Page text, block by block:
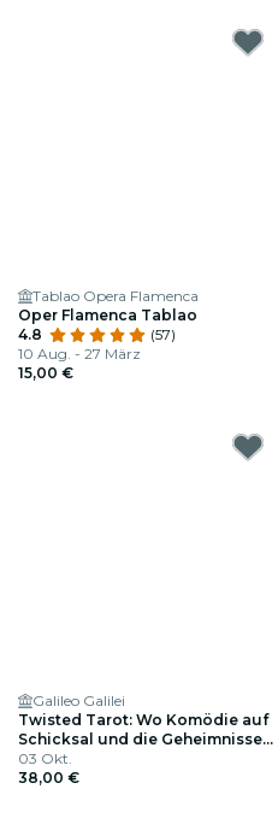
Tablao Opera Flamenca
Oper Flamenca Tablao
4.8
(57)
10 Aug. - 27 März
15,00 €
Galileo Galilei
Twisted Tarot: Wo Komödie auf
Schicksal und die Geheimnisse
des Tarot trifft
03 Okt.
38,00 €